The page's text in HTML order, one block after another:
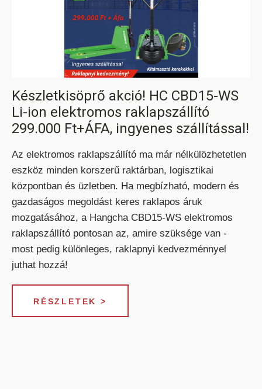
HC ÖNJÁRÓ KAROS/OSZLOPOS
SZEMÉLYEMELŐK
HASZNÁLT TARGONCÁK
Készletkisöprő akció! HC CBD15-WS
Li-ion elektromos raklapszállító
299.000 Ft+ÁFA, ingyenes szállítással!
Az elektromos raklapszállító ma már nélkülözhetetlen
eszköz minden korszerű raktárban, logisztikai
központban és üzletben. Ha megbízható, modern és
gazdaságos megoldást keres raklapos áruk
mozgatásához, a Hangcha CBD15-WS elektromos
raklapszállító pontosan az, amire szüksége van -
most pedig különleges, raklapnyi kedvezménnyel
juthat hozzá!
RÉSZLETEK >